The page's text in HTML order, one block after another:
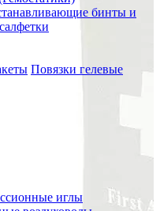
бинты и
Повязки гелевые
иглы